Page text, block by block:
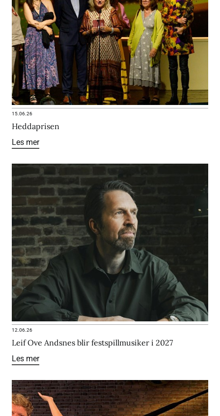
15.06.26
Heddaprisen
Les mer
12.06.26
Leif Ove Andsnes blir festspillmusiker i 2027
Les mer